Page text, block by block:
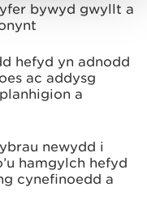
bywyd gwyllt a
hefyd yn adnodd
ac addysg
a
newydd i
hamgylch hefyd
cynefinoedd a